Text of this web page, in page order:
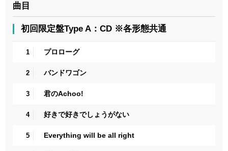
曲目
初回限定盤Type A：CD ※各形態共通
1 プロローグ
2 バンドワゴン
3 君のAchoo!
4 好きで好きでしょうがない
5 Everything will be all right